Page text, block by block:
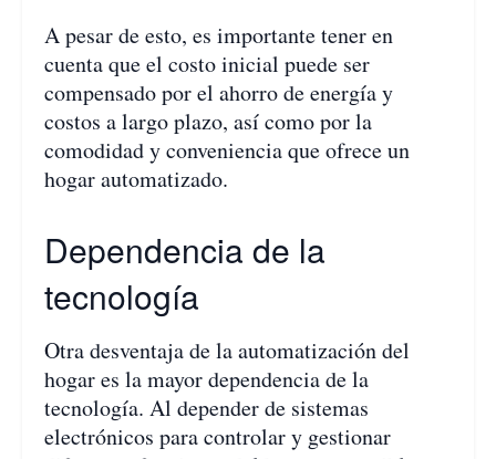
A pesar de esto, es importante tener en
cuenta que el costo inicial puede ser
compensado por el ahorro de energía y
costos a largo plazo, así como por la
comodidad y conveniencia que ofrece un
hogar automatizado.
Dependencia de la
tecnología
Otra desventaja de la automatización del
hogar es la mayor dependencia de la
tecnología. Al depender de sistemas
electrónicos para controlar y gestionar